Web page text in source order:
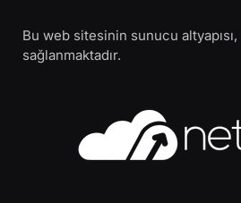
Bu web sitesinin sunucu altyapısı,
sağlanmaktadır.